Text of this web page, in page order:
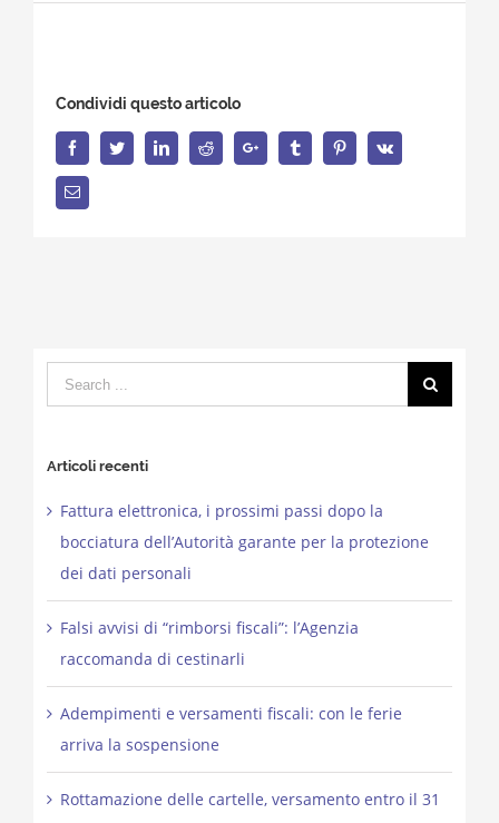
Condividi questo articolo
FacebookTwitterLinkedInReddit Google+ Tumblr PinterestVk
Email
Search
for:
Articoli recenti
Fattura elettronica, i prossimi passi dopo la
bocciatura dell’Autorità garante per la protezione
dei dati personali
Falsi avvisi di “rimborsi fiscali”: l’Agenzia
raccomanda di cestinarli
Adempimenti e versamenti fiscali: con le ferie
arriva la sospensione
Rottamazione delle cartelle, versamento entro il 31